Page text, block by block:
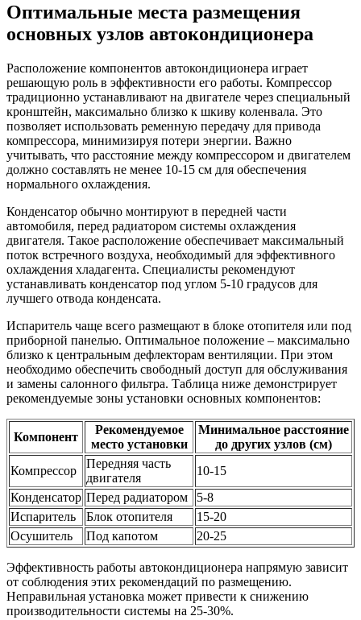
Оптимальные места размещения
основных узлов автокондиционера
Расположение компонентов автокондиционера играет
решающую роль в эффективности его работы. Компрессор
традиционно устанавливают на двигателе через специальный
кронштейн, максимально близко к шкиву коленвала. Это
позволяет использовать ременную передачу для привода
компрессора, минимизируя потери энергии. Важно
учитывать, что расстояние между компрессором и двигателем
должно составлять не менее 10-15 см для обеспечения
нормального охлаждения.
Конденсатор обычно монтируют в передней части
автомобиля, перед радиатором системы охлаждения
двигателя. Такое расположение обеспечивает максимальный
поток встречного воздуха, необходимый для эффективного
охлаждения хладагента. Специалисты рекомендуют
устанавливать конденсатор под углом 5-10 градусов для
лучшего отвода конденсата.
Испаритель чаще всего размещают в блоке отопителя или под
приборной панелью. Оптимальное положение – максимально
близко к центральным дефлекторам вентиляции. При этом
необходимо обеспечить свободный доступ для обслуживания
и замены салонного фильтра. Таблица ниже демонстрирует
рекомендуемые зоны установки основных компонентов:
Компонент
Рекомендуемое
место установки
Минимальное расстояние
до других узлов (см)
Компрессор
Передняя часть
двигателя
10-15
Конденсатор Перед радиатором
5-8
Испаритель
Блок отопителя
15-20
Осушитель
Под капотом 20-25
Эффективность работы автокондиционера напрямую зависит
от соблюдения этих рекомендаций по размещению.
Неправильная установка может привести к снижению
производительности системы на 25-30%.